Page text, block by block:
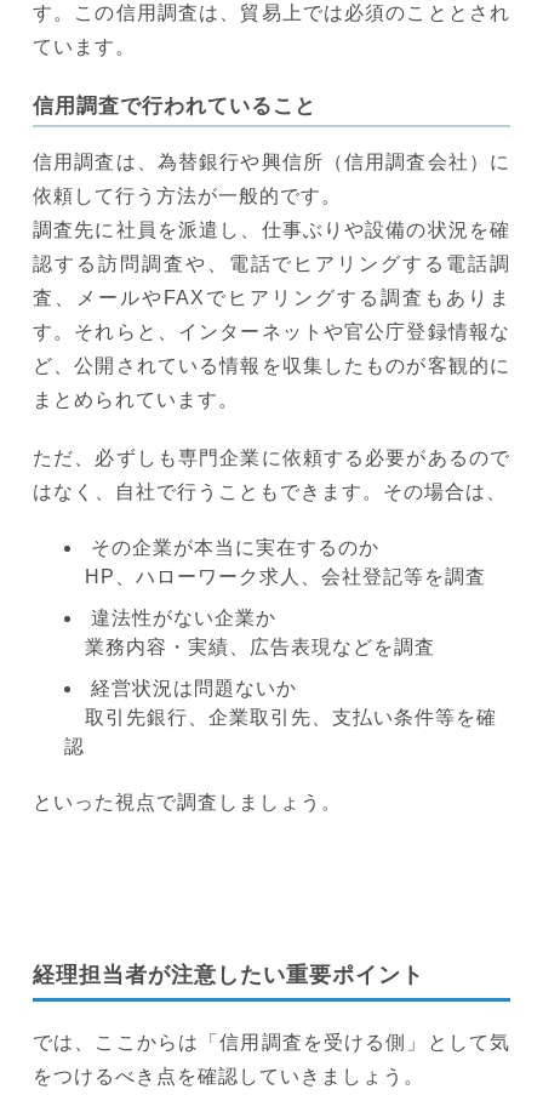
す。この信用調査は、貿易上では必須のこととされ
ています。
信用調査で行われていること
信用調査は、為替銀行や興信所（信用調査会社）に
依頼して行う方法が一般的です。
調査先に社員を派遣し、仕事ぶりや設備の状況を確
認する訪問調査や、電話でヒアリングする電話調
査、メールやFAXでヒアリングする調査もありま
す。それらと、インターネットや官公庁登録情報な
ど、公開されている情報を収集したものが客観的に
まとめられています。
ただ、必ずしも専門企業に依頼する必要があるので
はなく、自社で行うこともできます。その場合は、
その企業が本当に実在するのか
HP、ハローワーク求人、会社登記等を調査
違法性がない企業か
業務内容・実績、広告表現などを調査
経営状況は問題ないか
取引先銀行、企業取引先、支払い条件等を確
認
といった視点で調査しましょう。
経理担当者が注意したい重要ポイント
では、ここからは「信用調査を受ける側」として気
をつけるべき点を確認していきましょう。